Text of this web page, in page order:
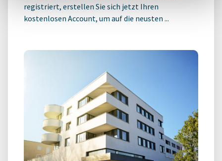
registriert, erstellen Sie sich jetzt Ihren
kostenlosen Account, um auf die neusten ...